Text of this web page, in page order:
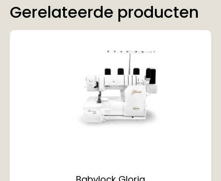
Gerelateerde producten